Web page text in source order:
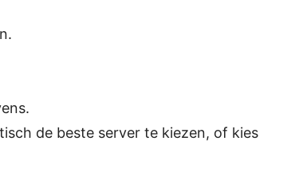
de beste server te kiezen, of kies